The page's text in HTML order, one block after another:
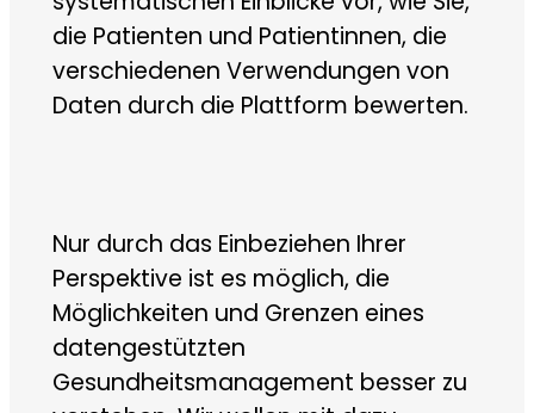
die Patienten und Patientinnen, die
verschiedenen Verwendungen von
Daten durch die Plattform bewerten.
Nur durch das Einbeziehen Ihrer
Perspektive ist es möglich, die
Möglichkeiten und Grenzen eines
datengestützten
Gesundheitsmanagement besser zu